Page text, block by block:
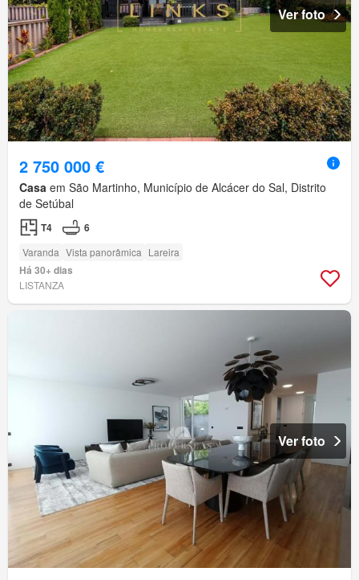
Ver foto
2 750 000 €
Casa em São Martinho, Município de Alcácer do Sal, Distrito
de Setúbal
T4 6
Varanda Vista panorâmica Lareira
Há 30+ dias
LISTANZA
Ver foto